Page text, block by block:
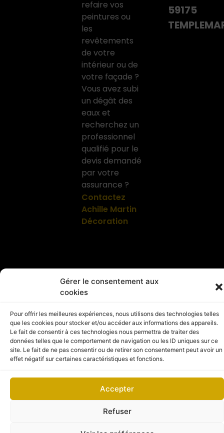
Gérer le consentement aux
cookies
Pour offrir les meilleures expériences, nous utilisons des technologies telles
que les cookies pour stocker et/ou accéder aux informations des appareils.
Le fait de consentir à ces technologies nous permettra de traiter des
données telles que le comportement de navigation ou les ID uniques sur ce
site. Le fait de ne pas consentir ou de retirer son consentement peut avoir un
effet négatif sur certaines caractéristiques et fonctions.
Accepter
Refuser
refaire vos
peintures ou
les
revêtements
de votre
intérieur ou de
votre façade ?
Vous avez subi
un dégât des
eaux et
recherchez un
professionnel
qualifié pour le
devis demandé
par votre
assurance ?
Contactez
Achille Martin
Décoration
59175
© 2026 Copyright – Achille Martin Décoration
Politique de confidentialité